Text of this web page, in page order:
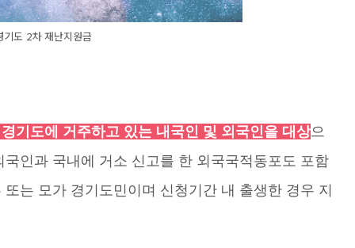
기도 2차 재난지원금
기도에 거주하고 있는 내국인 및 외국인을 대상으
인과 국내에 거소 신고를 한 외국국적동포도 포함
는 모가 경기도민이며 신청기간 내 출생한 경우 지